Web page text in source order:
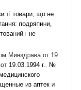
ті товари, що не
подряпини,
і не
Минздрава от 19
19.03.1994 г.. №
из аптек и